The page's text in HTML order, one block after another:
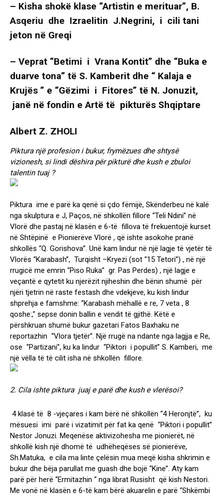
– Kisha shokë klase “Artistin e merituar”, B.
Asqeriu dhe Izraelitin J.Negrini, i cili tani
jeton në Greqi
– Veprat “Betimi i Vrana Kontit” dhe “Buka e
duarve tona” të S. Kamberit dhe “ Kalaja e
Krujës ” e “Gëzimi i Fitores” të N. Jonuzit,
janë në fondin e Artë të pikturës Shqiptare
Albert Z. ZHOLI
Piktura një profesion i bukur, frymëzues dhe shtysë
vizionesh, si lindi dëshira për pikturë dhe kush e zbuloi
talentin tuaj ?
Piktura ime e parë ka qenë si çdo fëmijë, Skënderbeu në kalë
nga skulptura e J, Paços, në shkollën fillore “Teli Ndini” në
Vlorë dhe pastaj në klasën e 6-të fillova të frekuentojë kurset
në Shtëpinë e Pionierëve Vlorë , që ishte asokohe pranë
shkollës “Q. Gorishova”. Unë kam lindur në një lagje të vjetër të
Vlorës “Karabash”, Turqisht –Kryezi (sot “15 Tetori”) , në një
rrugicë me emrin “Piso Ruka” gr. Pas Perdes) , një lagje e
veçantë e qytetit ku njerëzit njiheshin dhe bënin shumë për
njëri tjetrin në raste festash dhe vdekjeve, ku kish lindur
shprehja e famshme: “Karabash mëhallë e re, 7 veta , 8
qoshe:,” sepse donin ballin e vendit të gjithë. Këtë e
përshkruan shumë bukur gazetari Fatos Baxhaku ne
reportazhin “Vlora tjetër”. Një rrugë na ndante nga lagjja e Re,
ose “Partizani”, ku ka lindur “Piktori i popullit” S. Kamberi, me
një vëlla të të cilit isha në shkollën fillore.
2. Cila ishte piktura juaj e parë dhe kush e vlerësoi?
4 klasë të 8 -vjeçares i kam bërë në shkollën “4 Heronjtë”, ku
mësuesi imi parë i vizatimit për fat ka qenë “Piktori i popullit”
Nestor Jonuzi. Meqenëse aktivizohesha me pionierët, në
shkollë kish një dhomë të udhëheqëses së pionierëve,
Sh.Matuka, e cila ma linte çelësin mua meqë kisha shkrimin e
bukur dhe bëja parullat me guash dhe bojë “Kine”. Aty kam
parë për herë “Ermitazhin “ nga librat Rusisht që kish Nestori.
Me vonë në klasën e 6-të kam bërë akuarelin e parë “Shkëmbi